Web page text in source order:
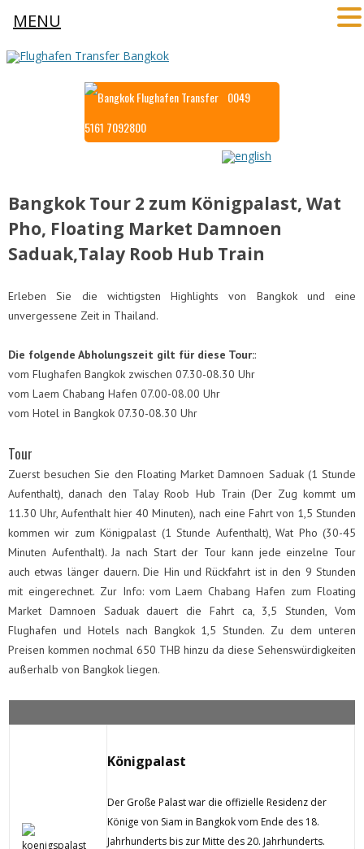
0049
5161 7092800
Bangkok Tour 2 zum Königpalast, Wat
Pho, Floating Market Damnoen
Saduak,Talay Roob Hub Train
Erleben Sie die wichtigsten Highlights von Bangkok und eine
unvergessene Zeit in Thailand.
Die folgende Abholungszeit gilt für diese Tour::
vom Flughafen Bangkok zwischen 07.30-08.30 Uhr
vom Laem Chabang Hafen 07.00-08.00 Uhr
vom Hotel in Bangkok 07.30-08.30 Uhr
Tour
Zuerst besuchen Sie den Floating Market Damnoen Saduak (1 Stunde
Aufenthalt), danach den Talay Roob Hub Train (Der Zug kommt um
11.30 Uhr, Aufenthalt hier 40 Minuten), nach eine Fahrt von 1,5 Stunden
kommen wir zum Königpalast (1 Stunde Aufenthalt), Wat Pho (30-45
Minuten Aufenthalt). Ja nach Start der Tour kann jede einzelne Tour
auch etwas länger dauern. Die Hin und Rückfahrt ist in den 9 Stunden
mit eingerechnet. Zur Info: vom Laem Chabang Hafen zum Floating
Market Damnoen Saduak dauert die Fahrt ca, 3,5 Stunden, Vom
Flughafen und Hotels nach Bangkok 1,5 Stunden. Zu dem unteren
Preisen kommen nochmal 650 THB hinzu da diese Sehenswürdigkeiten
außerhalb von Bangkok liegen.
Königpalast
Der Große Palast war die offizielle Residenz der
Könige von Siam in Bangkok vom Ende des 18.
Jahrhunderts bis zur Mitte des 20. Jahrhunderts.
MENU